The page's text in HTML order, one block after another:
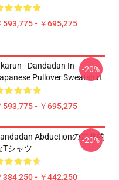
593,775 - ￥695,275
- Dandadan In
Pullover Sweatshirt
593,775 - ￥695,275
-20%
Abductionの古典的
Tシャツ
384,250 - ￥442,250
-20%